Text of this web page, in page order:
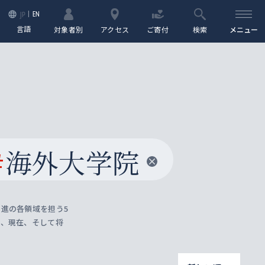
JP EN
言語 対象者別 アクセス ご寄付 検索 メニュー
海外大学院
の各領域を担う5
現在、そして将